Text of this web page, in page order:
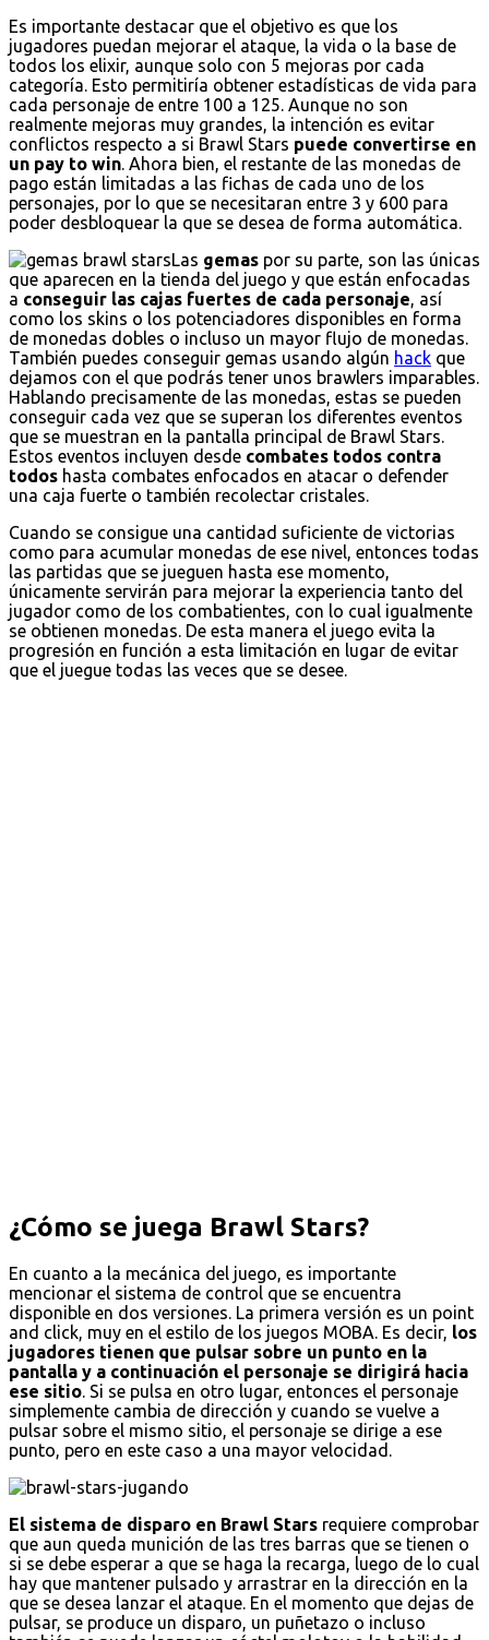
Es importante destacar que el objetivo es que los
jugadores puedan mejorar el ataque, la vida o la base de
todos los elixir, aunque solo con 5 mejoras por cada
categoría. Esto permitiría obtener estadísticas de vida para
cada personaje de entre 100 a 125. Aunque no son
realmente mejoras muy grandes, la intención es evitar
conflictos respecto a si Brawl Stars puede convertirse en
un pay to win . Ahora bien, el restante de las monedas de
pago están limitadas a las fichas de cada uno de los
personajes, por lo que se necesitaran entre 3 y 600 para
poder desbloquear la que se desea de forma automática.
Las gemas por su parte, son las únicas
que aparecen en la tienda del juego y que están enfocadas
a conseguir las cajas fuertes de cada personaje , así
como los skins o los potenciadores disponibles en forma
de monedas dobles o incluso un mayor flujo de monedas.
También puedes conseguir gemas usando algún hack que
dejamos con el que podrás tener unos brawlers imparables.
Hablando precisamente de las monedas, estas se pueden
conseguir cada vez que se superan los diferentes eventos
que se muestran en la pantalla principal de Brawl Stars.
Estos eventos incluyen desde combates todos contra
todos hasta combates enfocados en atacar o defender
una caja fuerte o también recolectar cristales.
Cuando se consigue una cantidad suficiente de victorias
como para acumular monedas de ese nivel, entonces todas
las partidas que se jueguen hasta ese momento,
únicamente servirán para mejorar la experiencia tanto del
jugador como de los combatientes, con lo cual igualmente
se obtienen monedas. De esta manera el juego evita la
progresión en función a esta limitación en lugar de evitar
que el juegue todas las veces que se desee.
¿Cómo se juega Brawl Stars?
En cuanto a la mecánica del juego, es importante
mencionar el sistema de control que se encuentra
disponible en dos versiones. La primera versión es un point
and click, muy en el estilo de los juegos MOBA. Es decir, los
jugadores tienen que pulsar sobre un punto en la
pantalla y a continuación el personaje se dirigirá hacia
ese sitio. Si se pulsa en otro lugar, entonces el personaje
simplemente cambia de dirección y cuando se vuelve a
pulsar sobre el mismo sitio, el personaje se dirige a ese
punto, pero en este caso a una mayor velocidad.
El sistema de disparo en Brawl Stars requiere comprobar
que aun queda munición de las tres barras que se tienen o
si se debe esperar a que se haga la recarga, luego de lo cual
hay que mantener pulsado y arrastrar en la dirección en la
que se desea lanzar el ataque. En el momento que dejas de
pulsar, se produce un disparo, un puñetazo o incluso